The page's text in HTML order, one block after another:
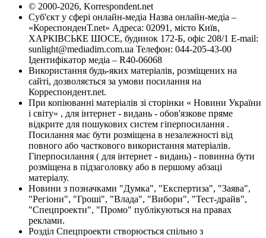
© 2000-2026, Korrespondent.net
Суб'єкт у сфері онлайн-медіа Назва онлайн-медіа –
«КореспонденТ.net» Адреса: 02091, місто Київ,
ХАРКІВСЬКЕ ШОСЕ, будинок 172-Б, офіс 208/1 E-mail:
sunlight@mediadim.com.ua Телефон: 044-205-43-00
Ідентифікатор медіа – R40-06068
Використання будь-яких матеріалів, розміщених на
сайті, дозволяється за умови посилання на
Корреспондент.net.
При копіюванні матеріалів зі сторінки « Новини України
і світу» , для інтернет - видань - обов'язкове пряме
відкрите для пошукових систем гіперпосилання .
Посилання має бути розміщена в незалежності від
повного або часткового використання матеріалів.
Гіперпосилання ( для інтернет - видань) - повинна бути
розміщена в підзаголовку або в першому абзаці
матеріалу.
Новини з позначками "Думка", "Експертиза", "Заява",
"Регіони", "Гроші", "Влада", "Вибори", "Тест-драйв",
"Спецпроекти", "Промо" публікуються на правах
реклами.
Розділ Спецпроекти створюється спільно з